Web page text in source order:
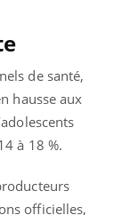
de santé,
hausse aux
à 18 %.
officielles,